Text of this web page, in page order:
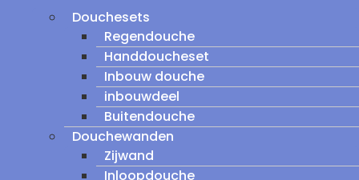
Douchesets
Regendouche
Handdoucheset
Inbouw douche
inbouwdeel
Buitendouche
Douchewanden
Zijwand
Inloopdouche